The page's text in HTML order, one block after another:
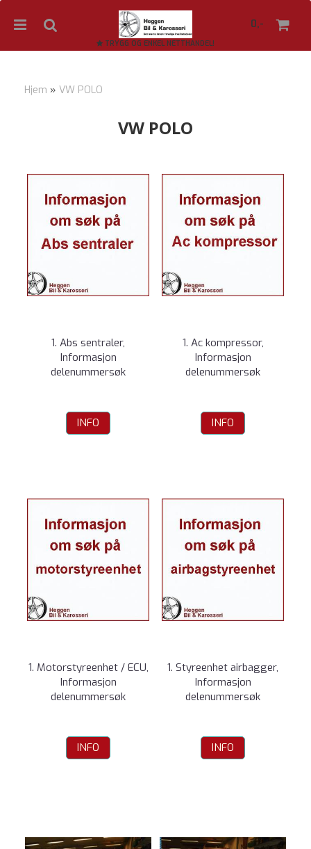
0,-
TRYGG OG ENKEL NETTHANDEL!
Hjem » VW POLO
VW POLO
1. Abs sentraler,
Informasjon
delenummersøk
INFO
1. Ac kompressor,
Informasjon
delenummersøk
INFO
1. Motorstyreenhet / ECU,
Informasjon
delenummersøk
INFO
1. Styreenhet airbagger,
Informasjon
delenummersøk
INFO